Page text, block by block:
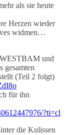
als sie heute
Herzen wieder
widmen…
und
gesamten
(Teil 2 folgt)
für ihn
?ti=cl
die Kulissen